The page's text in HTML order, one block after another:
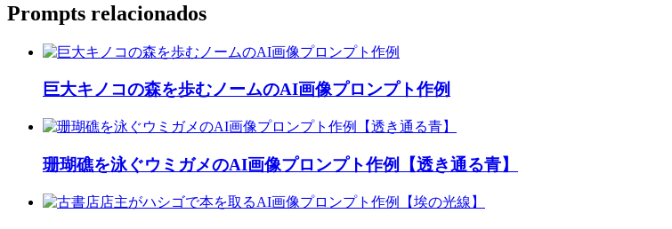
Prompts relacionados
巨大キノコの森を歩むノームのAI画像プロンプト作例
珊瑚礁を泳ぐウミガメのAI画像プロンプト作例【透き通る青】